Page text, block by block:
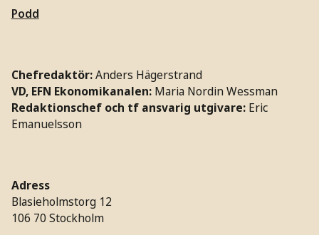
Podd
Chefredaktör:Anders Hägerstrand
VD, EFN Ekonomikanalen: Maria Nordin Wessman
Redaktionschef och tf ansvarig utgivare: Eric
Emanuelsson
Adress
Blasieholmstorg 12
106 70 Stockholm